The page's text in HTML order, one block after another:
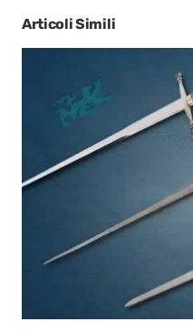
Articoli Simili